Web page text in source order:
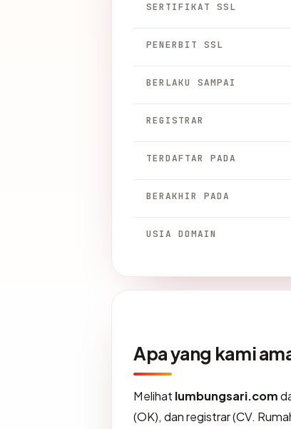
SERTIFIKAT SSL
PENERBIT SSL
BERLAKU SAMPAI
REGISTRAR
TERDAFTAR PADA
BERAKHIR PADA
USIA DOMAIN
Apa yang kami
Melihat lumbungsari.com
(OK), dan registrar (CV.